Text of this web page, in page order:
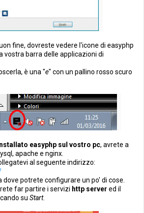
fine, dovreste vedere l'icone di easyphp
vostra barra delle applicazioni di
è una "e" con un pallino rosso scuro
easyphp sul vostro pc, avrete a
apache e nginx.
al seguente indirizzo:
dove potrete configurare un po' di cose.
far partire i servizi http server ed il
su Start.